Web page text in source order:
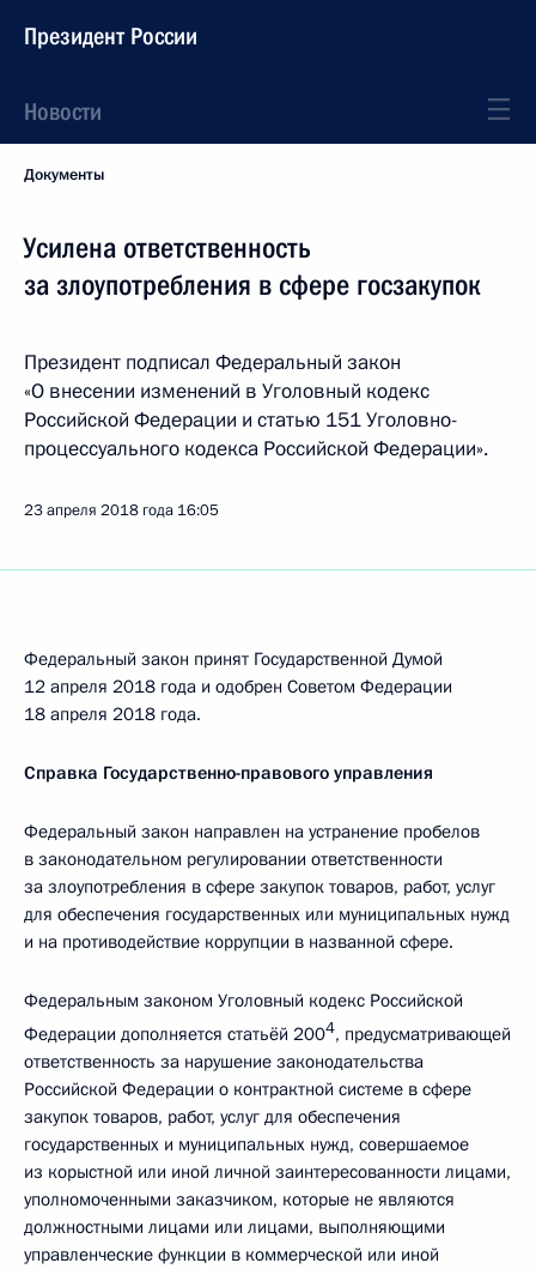
Президент России
Новости
Документы
Усилена ответственность
за злоупотребления в сфере госзакупок
Президент подписал Федеральный закон
«О внесении изменений в Уголовный кодекс
Российской Федерации и статью 151 Уголовно-
процессуального кодекса Российской Федерации».
23 апреля 2018 года 16:05
Федеральный закон принят Государственной Думой
12 апреля 2018 года и одобрен Советом Федерации
18 апреля 2018 года.
Справка Государственно-правового управления
Федеральный закон направлен на устранение пробелов
в законодательном регулировании ответственности
за злоупотребления в сфере закупок товаров, работ, услуг
для обеспечения государственных или муниципальных нужд
и на противодействие коррупции в названной сфере.
Федеральным законом Уголовный кодекс Российской
Федерации дополняется статьёй 2004, предусматривающей
ответственность за нарушение законодательства
Российской Федерации о контрактной системе в сфере
закупок товаров, работ, услуг для обеспечения
государственных и муниципальных нужд, совершаемое
из корыстной или иной личной заинтересованности лицами,
уполномоченными заказчиком, которые не являются
должностными лицами или лицами, выполняющими
управленческие функции в коммерческой или иной